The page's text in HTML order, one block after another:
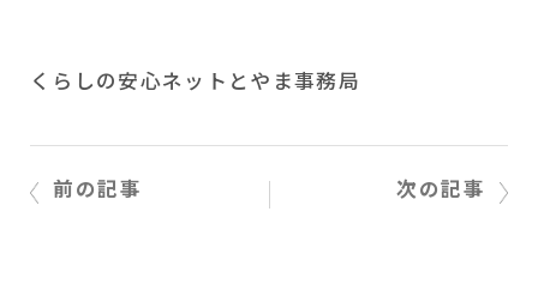
くらしの安心ネットとやま事務局
前の記事 次の記事